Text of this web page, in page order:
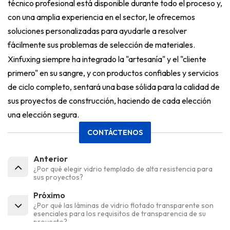
técnico profesional está disponible durante todo el proceso y,
con una amplia experiencia en el sector, le ofrecemos
soluciones personalizadas para ayudarle a resolver
fácilmente sus problemas de selección de materiales.
Xinfuxing siempre ha integrado la "artesanía" y el "cliente
primero" en su sangre, y con productos confiables y servicios
de ciclo completo, sentará una base sólida para la calidad de
sus proyectos de construcción, haciendo de cada elección
una elección segura.
CONTÁCTENOS
Anterior
¿Por qué elegir vidrio templado de alta resistencia para
sus proyectos?
Próximo
¿Por qué las láminas de vidrio flotado transparente son
esenciales para los requisitos de transparencia de su
proyecto?